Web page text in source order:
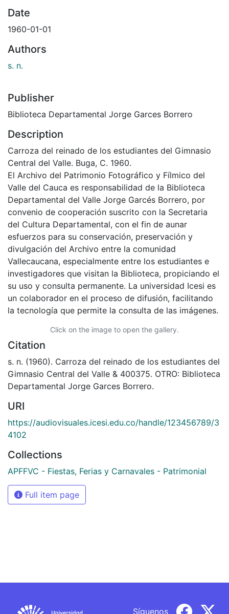
Date
1960-01-01
Authors
s. n.
Publisher
Biblioteca Departamental Jorge Garces Borrero
Description
Carroza del reinado de los estudiantes del Gimnasio
Central del Valle. Buga, C. 1960.
El Archivo del Patrimonio Fotográfico y Fílmico del
Valle del Cauca es responsabilidad de la Biblioteca
Departamental del Valle Jorge Garcés Borrero, por
convenio de cooperación suscrito con la Secretaria
del Cultura Departamental, con el fin de aunar
esfuerzos para su conservación, preservación y
divulgación del Archivo entre la comunidad
Vallecaucana, especialmente entre los estudiantes e
investigadores que visitan la Biblioteca, propiciando el
su uso y consulta permanente. La universidad Icesi es
un colaborador en el proceso de difusión, facilitando
la tecnología que permite la consulta de las imágenes.
Click on the image to open the gallery.
Citation
s. n. (1960). Carroza del reinado de los estudiantes del
Gimnasio Central del Valle & 400375. OTRO: Biblioteca
Departamental Jorge Garces Borrero.
URI
https://audiovisuales.icesi.edu.co/handle/123456789/3
4102
Collections
APFFVC - Fiestas, Ferias y Carnavales - Patrimonial
Full item page
Síguenos